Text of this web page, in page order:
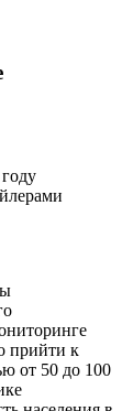
прийти к
от 50 до 100